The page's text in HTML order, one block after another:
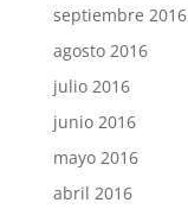
septiembre 2016
agosto 2016
julio 2016
junio 2016
mayo 2016
abril 2016